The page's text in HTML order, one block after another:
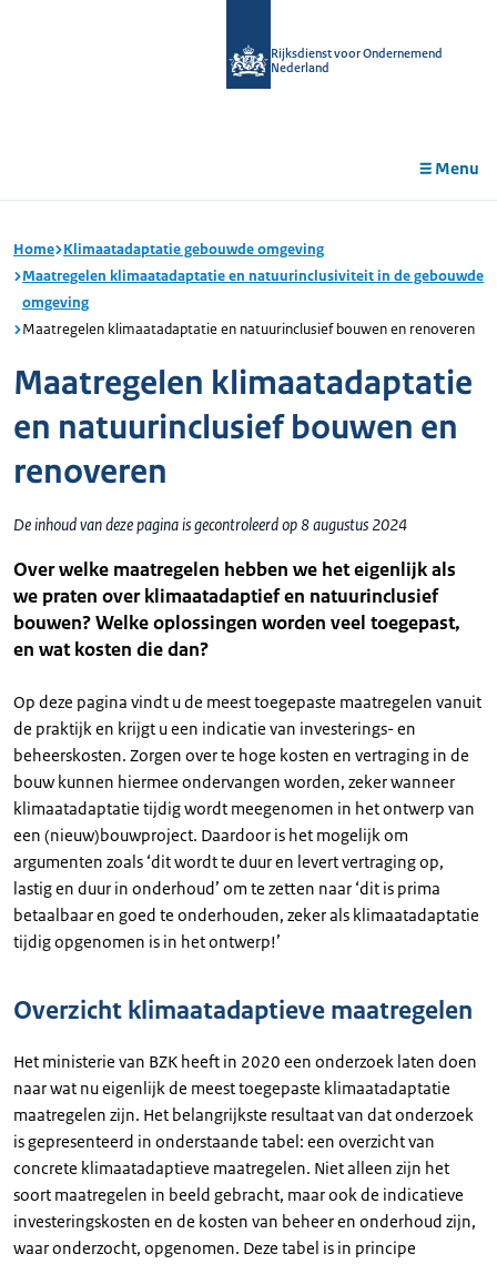
Rijksdienst voor Ondernemend
Nederland
Menu
Home Klimaatadaptatie gebouwde omgeving
Maatregelen klimaatadaptatie en natuurinclusiviteit in de gebouwde
omgeving
Maatregelen klimaatadaptatie en natuurinclusief bouwen en renoveren
Maatregelen klimaatadaptatie
en natuurinclusief bouwen en
renoveren
De inhoud van deze pagina is gecontroleerd op 8 augustus 2024
Over welke maatregelen hebben we het eigenlijk als
we praten over klimaatadaptief en natuurinclusief
bouwen? Welke oplossingen worden veel toegepast,
en wat kosten die dan?
Op deze pagina vindt u de meest toegepaste maatregelen vanuit
de praktijk en krijgt u een indicatie van investerings- en
beheerskosten. Zorgen over te hoge kosten en vertraging in de
bouw kunnen hiermee ondervangen worden, zeker wanneer
klimaatadaptatie tijdig wordt meegenomen in het ontwerp van
een (nieuw)bouwproject. Daardoor is het mogelijk om
argumenten zoals ‘dit wordt te duur en levert vertraging op,
lastig en duur in onderhoud’ om te zetten naar ‘dit is prima
betaalbaar en goed te onderhouden, zeker als klimaatadaptatie
tijdig opgenomen is in het ontwerp!’
Overzicht klimaatadaptieve maatregelen
Het ministerie van BZK heeft in 2020 een onderzoek laten doen
naar wat nu eigenlijk de meest toegepaste klimaatadaptatie
maatregelen zijn. Het belangrijkste resultaat van dat onderzoek
is gepresenteerd in onderstaande tabel: een overzicht van
concrete klimaatadaptieve maatregelen. Niet alleen zijn het
soort maatregelen in beeld gebracht, maar ook de indicatieve
investeringskosten en de kosten van beheer en onderhoud zijn,
waar onderzocht, opgenomen. Deze tabel is in principe